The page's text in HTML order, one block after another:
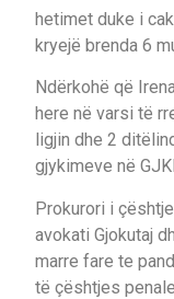
hetimet duke i
kryejë brenda 6
Ndërkohë që
here në varsi të
ligjin dhe 2
gjykimeve në
Prokurori i
avokati Gjokutaj
marre fare te
të çështjes